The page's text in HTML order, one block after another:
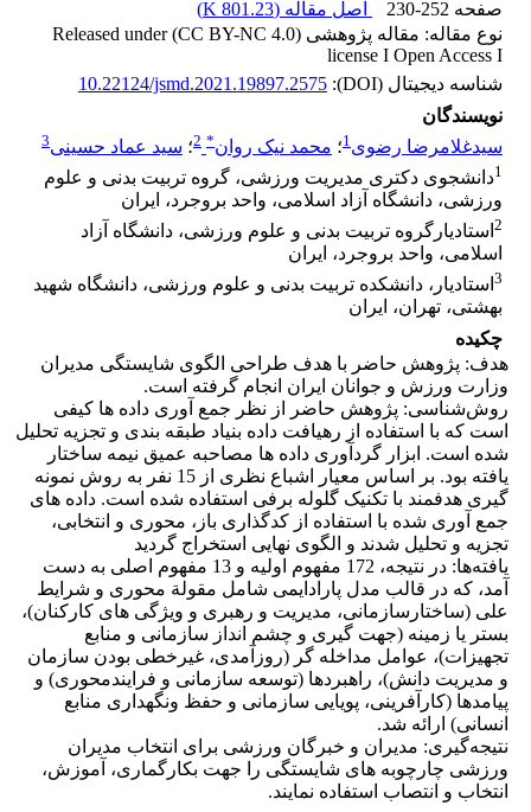
صفحه 230-252 اصل مقاله (801.23 K
)
نوع مقاله: مقاله پژوهشی Released under (CC BY-NC 4.0)
license I Open Access I
شناسه دیجیتال (DOI):
10.22124/jsmd.2021.19897.2575
نویسندگان
سیدغلامرضا رضوی1؛ محمد نیک روان*
2؛ سید عماد حسینی3
1دانشجوی دکتری مدیریت ورزشی، گروه تربیت بدنی و علوم
ورزشی، دانشگاه آزاد اسلامی، واحد بروجرد، ایران
2 استادیارگروه تربیت بدنی و علوم ورزشی، دانشگاه آزاد
اسلامی، واحد بروجرد، ایران
3 استادیار، دانشکده تربیت بدنی و علوم ورزشی، دانشگاه شهید
بهشتی، تهران، ایران
چکیده
هدف: پژوهش حاضر با هدف طراحی الگوی شایستگی مدیران
وزارت ورزش و جوانان ایران انجام گرفته است.
روش‌شناسی: پژوهش حاضر از نظر جمع آوری داده ها کیفی
است که با استفاده از رهیافت داده بنیاد طبقه بندی و تجزیه تحلیل
شده است. ابزار گردآوری داده ها مصاحبه عمیق نیمه ساختار
یافته بود. بر اساس معیار اشباع نظری از 15 نفر به روش نمونه
گیری هدفمند با تکنیک گلوله برفی استفاده شده است. داده های
جمع آوری شده با استفاده از کدگذاری باز، محوری و انتخابی،
تجزیه و تحلیل شدند و الگوی نهایی استخراج گردید
یافته‌ها: در نتیجه، 172 مفهوم اولیه و 13 مفهوم اصلی به دست
آمد، که در قالب مدل پارادایمی شامل مقولة محوری و شرایط
علی (ساختارسازمانی، مدیریت و رهبری و ویژگی های کارکنان)،
بستر یا زمینه (جهت گیری و چشم انداز سازمانی و منابع
تجهیزات)، عوامل مداخله گر (روزآمدی، غیرخطی بودن سازمان
و مدیریت دانش)، راهبردها (توسعه سازمانی و فرایندمحوری) و
پیامدها (کارآفرینی، پویایی سازمانی و حفظ ونگهداری منابع
انسانی) ارائه شد.
نتیجه‌گیری: مدیران و خبرگان ورزشی برای انتخاب مدیران
ورزشی چارچوبه های شایستگی را جهت بکارگماری، آموزش،
انتخاب و انتصاب استفاده نمایند.